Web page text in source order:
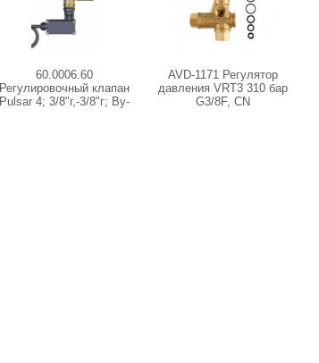
60.0006.60
Регулировочный клапан
Pulsar 4; 3/8"г,-3/8"г; By-
AVD-1171 Регулятор
давления VRT3 310 бар
G3/8F, CN